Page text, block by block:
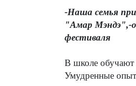
-Наша семья
"Амар Мэндэ",-
фестиваля
В школе обучают
Умудренные